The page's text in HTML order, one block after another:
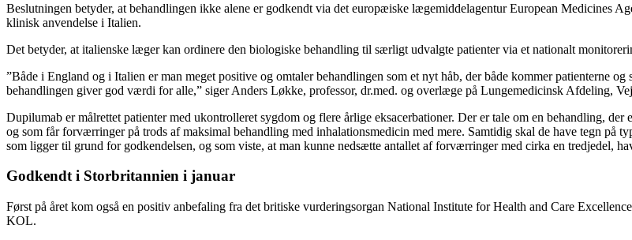
Beslutningen betyder, at behandlingen ikke alene er godkendt via det europæiske lægemiddelagentur European Medicines
klinisk anvendelse i Italien.
Det betyder, at italienske læger kan ordinere den biologiske behandling til særligt udvalgte patienter via et nationalt
”Både i England og i Italien er man meget positive og omtaler behandlingen som et nyt håb, der både kommer patienterne
behandlingen giver god værdi for alle,” siger Anders Løkke, professor, dr.med. og overlæge på Lungemedicinsk Afdeling,
Dupilumab er målrettet patienter med ukontrolleret sygdom og flere årlige eksacerbationer. Der er tale om en behandling,
og som får forværringer på trods af maksimal behandling med inhalationsmedicin med mere. Samtidig skal de have tegn på
som ligger til grund for godkendelsen, og som viste, at man kunne nedsætte antallet af forværringer med cirka en tredjedel,
Godkendt i Storbritannien i januar
Først på året kom også en positiv anbefaling fra det britiske vurderingsorgan National Institute for Health and Care
KOL.